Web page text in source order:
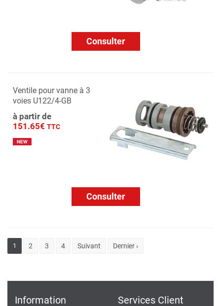
Consulter
Ventile pour vanne à 3
voies U122/4-GB
à partir de
151.65€ TTC
NEW
Consulter
1 2 3 4 Suivant Dernier ›
Information Services Client